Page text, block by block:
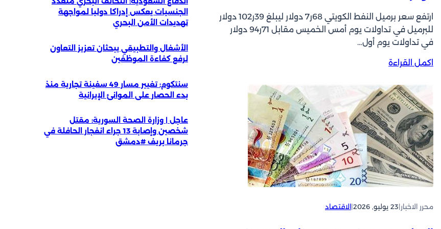
ارتفع سعر برميل النفط الكويتي 68ر7 دولار ليبلغ 39ر102 دولار
للبرميل في تداولات يوم أمس الخميس مقابل 71ر94 دولار
في تداولات يوم أول…
اكمل القراءة
:
ن
ف
ط
ا
ل
ك
و
ي
محرر الاخبار|23 يوليو, 2026 |الاقتصاد
الجنسيات يعكس إدراكا دوليا لمواجهة
تهديدات الأمن البحري
الأشغال والتطبيقي يبحثان تعزيز التعاون
لرفع كفاءة الموظفين
سنتكوم: تغيير مسار 49 سفينة تجارية منذ
بدء الحصار على الموانئ الإيرانية
عاجل | وزارة الصحة السورية: مقتل
شخصين وإصابة 13 جراء انفجار الحافلة في
جرمانا بريف #دمشق